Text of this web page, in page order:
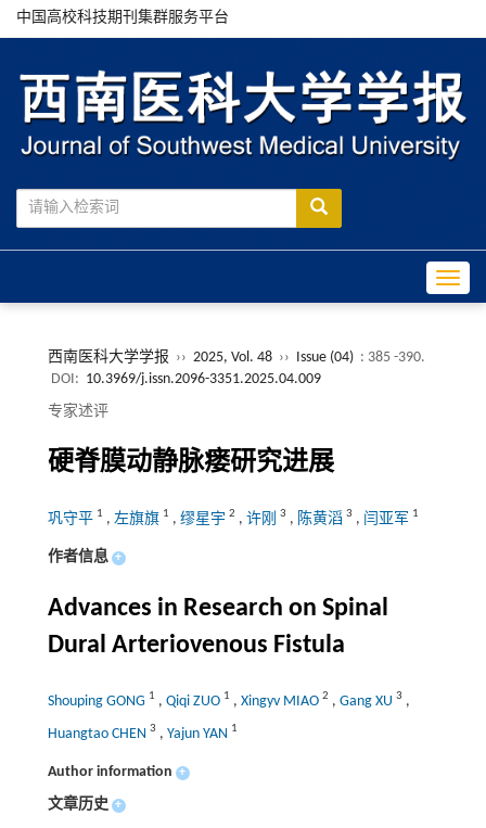
中国高校科技期刊集群服务平台
西南医科大学学报 ›› 2025, Vol. 48 ›› Issue (04) : 385 -390.
DOI: 10.3969/j.issn.2096-3351.2025.04.009
专家述评
硬脊膜动静脉瘘研究进展
巩守平 1 , 左旗旗 1 , 缪星宇 2 , 许刚 3 , 陈黄滔 3 , 闫亚军 1
作者信息 +
Advances in Research on Spinal
Dural Arteriovenous Fistula
Shouping GONG 1 , Qiqi ZUO 1 , Xingyv MIAO 2 , Gang XU 3 ,
Huangtao CHEN 3 , Yajun YAN 1
Author information +
文章历史 +